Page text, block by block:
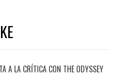
A LA CRÍTICA CON THE ODYSSEY